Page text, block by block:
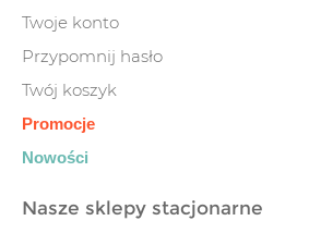
Twoje konto
Przypomnij hasło
Twój koszyk
Promocje
Nowości
Nasze sklepy stacjonarne